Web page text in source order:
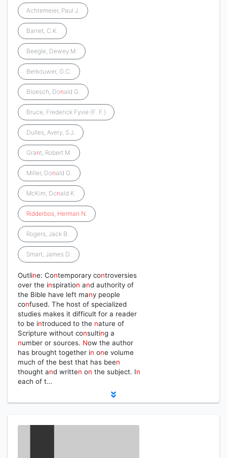
Achtemeier, Paul J.
Barret, C.K.
Beegle, Dewey M.
Berkouwer, G.C.
Bloesch, Donald G.
Bruce, Frederick Fyvie (F. F.)
Dulles, Avery, S.J.
Grant, Robert M.
Miller, Donald G.
McKim, Donald K.
Ridderbos, Herman N.
Rogers, Jack B.
Smart, James D.
Outline: Contemporary controversies
over the inspiration and authority of
the Bible have left many people
confused. The host of specialized
studies makes it difficult for a reader
to be introduced to the nature of
Scripture without consulting a
number or sources. Now the author
has brought together in one volume
much of the best that has been
thought and written on the subject. In
each of t…